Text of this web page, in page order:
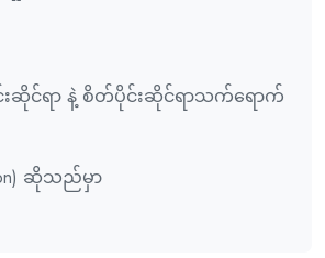
ဆိုင်ရာ နဲ့ စိတ်ပိုင်းဆိုင်ရာသက်ရောက်
ဆိုသည်မှာ